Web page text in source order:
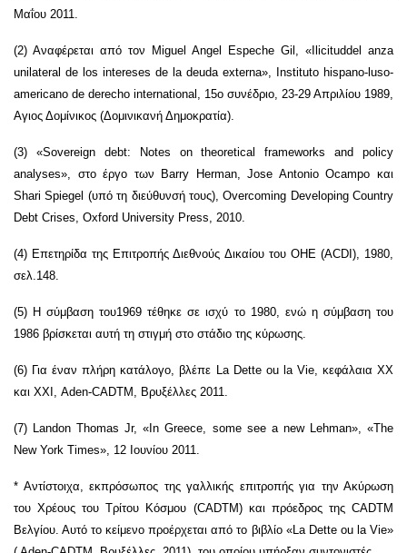
Μαΐου 2011.
(2) Αναφέρεται από τον Miguel Angel Espeche Gil, «Ilicituddel anza
unilateral de los intereses de la deuda externa», Instituto hispano-luso-
americano de derecho international, 15ο συνέδριο, 23-29 Απριλίου 1989,
Αγιος Δομίνικος (Δομινικανή Δημοκρατία).
(3) «Sovereign debt: Notes on theoretical frameworks and policy
analyses», στο έργο των Barry Herman, Jose Antonio Ocampo και
Shari Spiegel (υπό τη διεύθυνσή τους), Overcoming Developing Country
Debt Crises, Oxford University Press, 2010.
(4) Επετηρίδα της Επιτροπής Διεθνούς Δικαίου του ΟΗΕ (ACDI), 1980,
σελ.148.
(5) Η σύμβαση του1969 τέθηκε σε ισχύ το 1980, ενώ η σύμβαση του
1986 βρίσκεται αυτή τη στιγμή στο στάδιο της κύρωσης.
(6) Για έναν πλήρη κατάλογο, βλέπε La Dette ou la Vie, κεφάλαια ΧΧ
και ΧΧΙ, Aden-CADTM, Βρυξέλλες 2011.
(7) Landon Thomas Jr, «In Greece, some see a new Lehman», «The
New York Times», 12 Ιουνίου 2011.
* Αντίστοιχα, εκπρόσωπος της γαλλικής επιτροπής για την Ακύρωση
του Χρέους του Τρίτου Κόσμου (CADTM) και πρόεδρος της CADTM
Βελγίου. Αυτό το κείμενο προέρχεται από το βιβλίο «La Dette ou la Vie»